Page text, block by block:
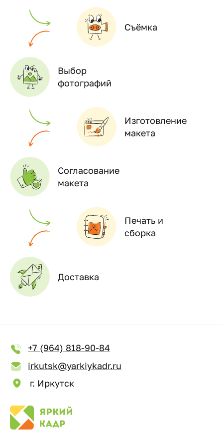
Съёмка
Выбор
фотографий
Изготовление
макета
Согласование
макета
Печать и
сборка
Доставка
+7 (964) 818-90-84
irkutsk@yarkiykadr.ru
г. Иркутск